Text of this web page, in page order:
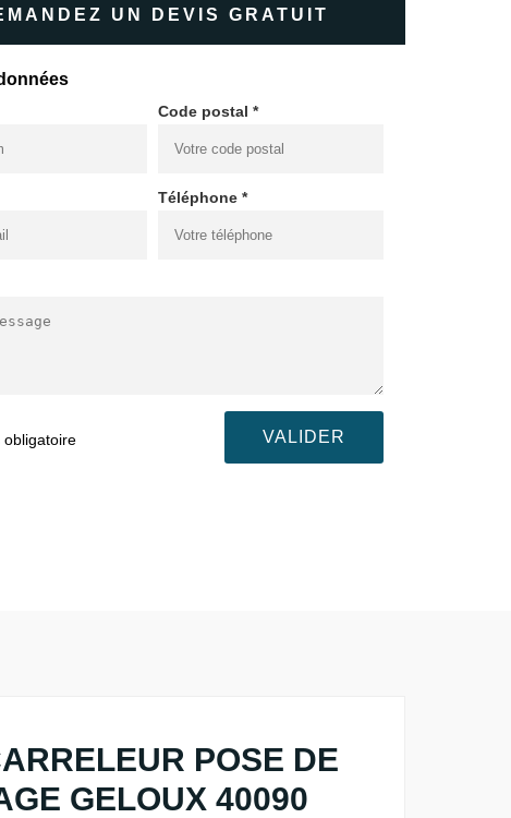
UN DEVIS GRATUIT
Code postal *
Téléphone *
obligatoire
POSE DE
GELOUX 40090